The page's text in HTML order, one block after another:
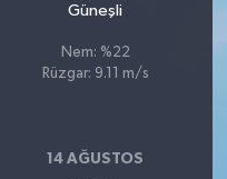
Güneşli
Nem: %22
Rüzgar: 9.11 m/s
14 AĞUSTOS